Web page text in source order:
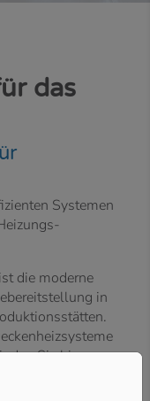
das
Systemen
die moderne
in
Sie hier